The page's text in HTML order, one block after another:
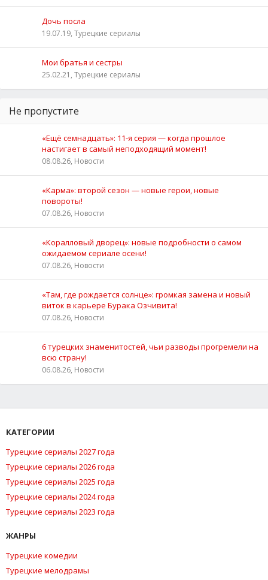
Дочь посла
19.07.19, Турецкие сериалы
Мои братья и сестры
25.02.21, Турецкие сериалы
Не пропустите
«Ещё семнадцать»: 11‑я серия — когда прошлое
настигает в самый неподходящий момент!
08.08.26, Новости
«Карма»: второй сезон — новые герои, новые
повороты!
07.08.26, Новости
«Коралловый дворец»: новые подробности о самом
ожидаемом сериале осени!
07.08.26, Новости
«Там, где рождается солнце»: громкая замена и новый
виток в карьере Бурака Озчивита!
07.08.26, Новости
6 турецких знаменитостей, чьи разводы прогремели на
всю страну!
06.08.26, Новости
КАТЕГОРИИ
Турецкие сериалы 2027 года
Турецкие сериалы 2026 года
Турецкие сериалы 2025 года
Турецкие сериалы 2024 года
Турецкие сериалы 2023 года
ЖАНРЫ
Турецкие комедии
Турецкие мелодрамы